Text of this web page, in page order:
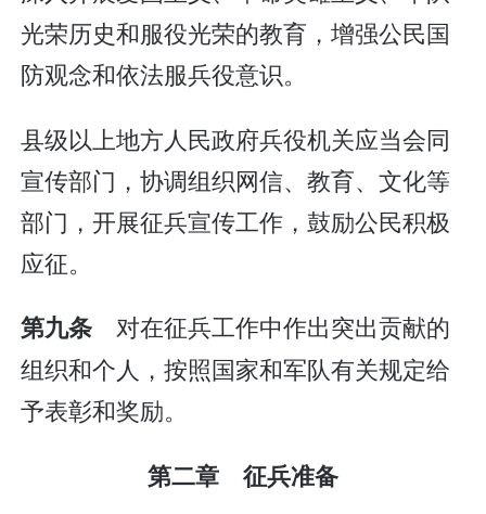
光荣历史和服役光荣的教育，增强公民国
防观念和依法服兵役意识。
县级以上地方人民政府兵役机关应当会同
宣传部门，协调组织网信、教育、文化等
部门，开展征兵宣传工作，鼓励公民积极
应征。
第九条 对在征兵工作中作出突出贡献的
组织和个人，按照国家和军队有关规定给
予表彰和奖励。
第二章 征兵准备